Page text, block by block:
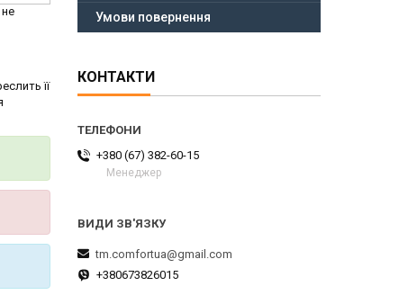
її
Умови повернення
КОНТАКТИ
+380 (67) 382-60-15
Менеджер
tm.comfortua@gmail.com
+380673826015